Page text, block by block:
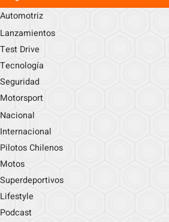
Automotriz
Lanzamientos
Test Drive
Tecnología
Seguridad
Motorsport
Nacional
Internacional
Pilotos Chilenos
Motos
Superdeportivos
Lifestyle
Podcast